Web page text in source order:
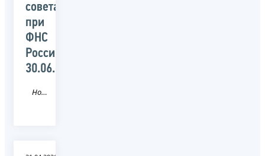
совета
при
ФНС
России
30.06.2026
Новость